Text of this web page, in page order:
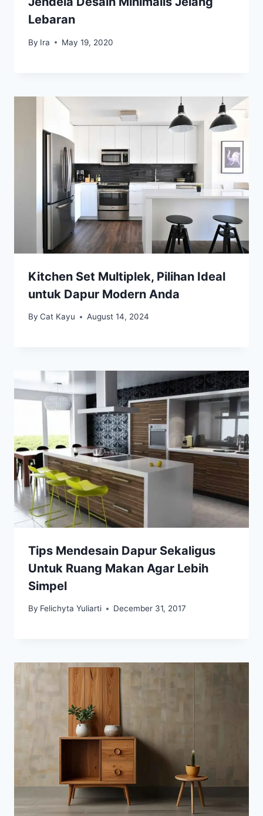
Lebaran
By Ira May 19, 2020
Kitchen Set Multiplek, Pilihan Ideal
untuk Dapur Modern Anda
By Cat Kayu August 14, 2024
Tips Mendesain Dapur Sekaligus
Untuk Ruang Makan Agar Lebih
Simpel
By Felichyta Yuliarti December 31, 2017